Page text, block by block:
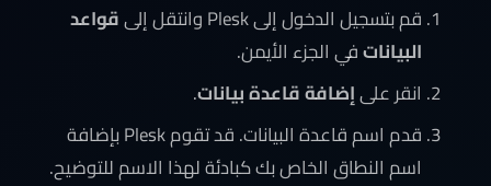
قم بتسجيل الدخول إلى Plesk وانتقل إلى
قواعد
البياناتفي الجزء الأيمن.
انقر علىإضافة قاعدة بيانات.
قدم اسم قاعدة البيانات. قد تقوم Plesk بإضافة
اسم النطاق الخاص بك كبادئة لهذا الاسم للتوضيح.